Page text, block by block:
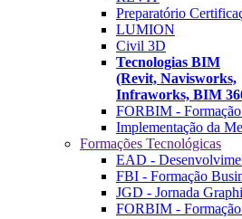
Preparatório
LUMION
Civil 3D
Tecnologias BIM
(Revit, Navisworks,
Infraworks, BIM
FORBIM -
Implementação da
Formações Tecnológicas
EAD -
FBI - Formação
JGD - Jornada
FORBIM -